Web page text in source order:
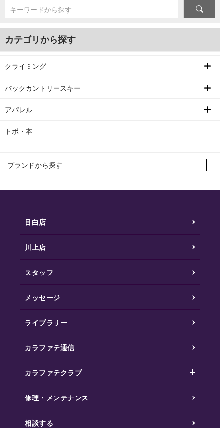
キーワードから探す
カテゴリから探す
クライミング
バックカントリースキー
アパレル
トポ・本
ブランドから探す
目白店
川上店
スタッフ
メッセージ
ライブラリー
カラファテ通信
カラファテクラブ
修理・メンテナンス
相談する